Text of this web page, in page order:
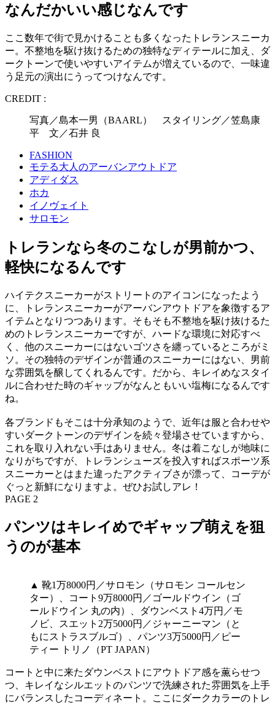
なんだかいい感じなんです
ここ数年で街で見かけることも多くなったトレランスニーカ
ー。不整地を駆け抜けるための独特なディテールに加え、ダ
ークトーンで使いやすいアイテムが増えているので、一味違
う足元の演出にうってつけなんです。
CREDIT :
写真／島本一男（BAARL） スタイリング／笠島康
平 文／石井 良
FASHION
モテる大人のアーバンアウトドア
アディダス
ホカ
イノヴェイト
サロモン
トレランなら冬のこなしが男前かつ、
軽快になるんです
ハイテクスニーカーがストリートのアイコンになったよう
に、トレランスニーカーがアーバンアウトドアを象徴するア
イテムとなりつつあります。そもそも不整地を駆け抜けるた
めのトレランスニーカーですが、ハードな環境に対応すべ
く、他のスニーカーにはないゴツさを纏っているところがミ
ソ。その独特のデザインが普通のスニーカーにはない、男前
な雰囲気を醸してくれるんです。だから、キレイめなスタイ
ルに合わせた時のギャップがなんともいい塩梅になるんです
ね。
各ブランドもそこは十分承知のようで、近年は服と合わせや
すいダークトーンのデザインを続々登場させていますから、
これを取り入れない手はありません。冬は着こなしが地味に
なりがちですが、トレランシューズを投入すればスポーツ系
スニーカーとはまた違ったアクティブさが漂って、コーデが
ぐっと新鮮になりますよ。ぜひお試しアレ！
PAGE 2
パンツはキレイめでギャップ萌えを狙
うのが基本
▲ 靴1万8000円／サロモン（サロモン コールセン
ター）、コート9万8000円／ゴールドウイン（ゴ
ールドウイン 丸の内）、ダウンベスト4万円／モ
ノビ、スエット2万5000円／ジャーニーマン（と
もにストラスブルゴ）、パンツ3万5000円／ピー
ティー トリノ（PT JAPAN）
コートと中に来たダウンベストにアウトドア感を薫らせつ
つ、キレイなシルエットのパンツで洗練された雰囲気を上手
にバランスしたコーディネート。ここにダークカラーのトレ